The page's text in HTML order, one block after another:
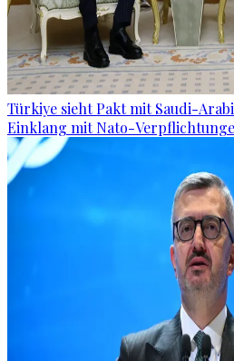
Türkiye sieht Pakt mit Saudi-
Einklang mit Nato-